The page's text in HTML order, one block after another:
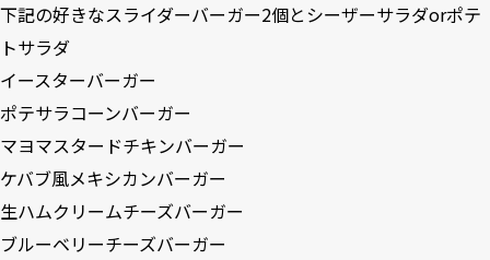
下記の好きなスライダーバーガー2個とシーザーサラダorポテ
トサラダ
イースターバーガー
ポテサラコーンバーガー
マヨマスタードチキンバーガー
ケバブ風メキシカンバーガー
生ハムクリームチーズバーガー
ブルーベリーチーズバーガー